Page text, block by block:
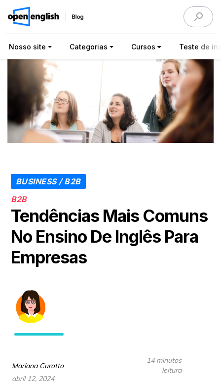
Nosso site Categorias Cursos Teste de
BUSINESS / B2B
B2B
Tendências Mais Comuns
No Ensino De Inglês Para
Empresas
Mariana Curotto
abril 12, 2024
14 minutos
leitura